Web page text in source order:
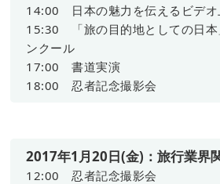
14:00 日本の魅力を伝えるビデオ
15:30 「旅の目的地としての日本
ンクール
17:00 書道実演
18:00 忍者記念撮影会
2017年1月20日(金)：旅行業界
12:00 忍者記念撮影会